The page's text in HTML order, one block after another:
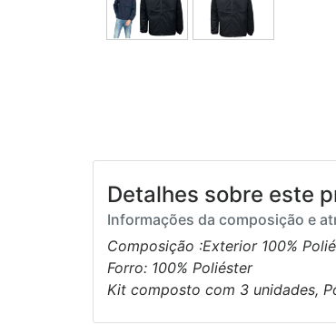
Detalhes sobre este
Informações da composição e
Composição :Exterior 100%
Forro: 100% Poliéster
Kit composto com 3 unidades,